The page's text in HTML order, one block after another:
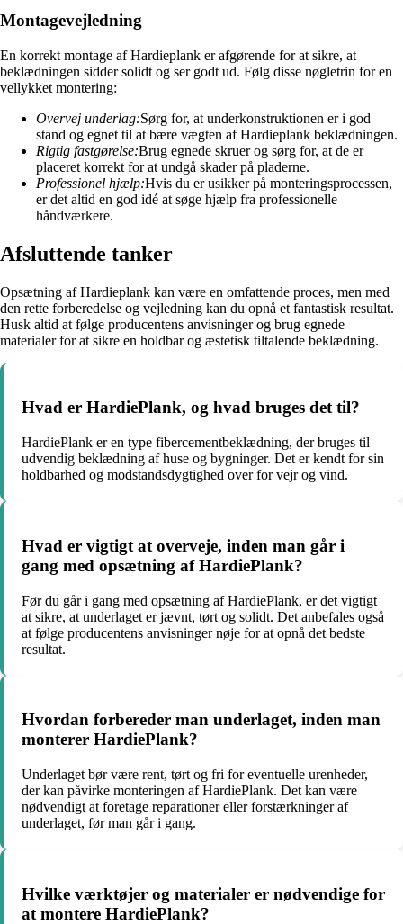
Montagevejledning
En korrekt montage af Hardieplank er afgørende for at sikre, at
beklædningen sidder solidt og ser godt ud. Følg disse nøgletrin for en
vellykket montering:
Overvej underlag:Sørg for, at underkonstruktionen er i god
stand og egnet til at bære vægten af Hardieplank beklædningen.
Rigtig fastgørelse:Brug egnede skruer og sørg for, at de er
placeret korrekt for at undgå skader på pladerne.
Professionel hjælp:Hvis du er usikker på monteringsprocessen,
er det altid en god idé at søge hjælp fra professionelle
håndværkere.
Afsluttende tanker
Opsætning af Hardieplank kan være en omfattende proces, men med
den rette forberedelse og vejledning kan du opnå et fantastisk resultat.
Husk altid at følge producentens anvisninger og brug egnede
materialer for at sikre en holdbar og æstetisk tiltalende beklædning.
Hvad er HardiePlank, og hvad bruges det til?
HardiePlank er en type fibercementbeklædning, der bruges til
udvendig beklædning af huse og bygninger. Det er kendt for sin
holdbarhed og modstandsdygtighed over for vejr og vind.
Hvad er vigtigt at overveje, inden man går i
gang med opsætning af HardiePlank?
Før du går i gang med opsætning af HardiePlank, er det vigtigt
at sikre, at underlaget er jævnt, tørt og solidt. Det anbefales også
at følge producentens anvisninger nøje for at opnå det bedste
resultat.
Hvordan forbereder man underlaget, inden man
monterer HardiePlank?
Underlaget bør være rent, tørt og fri for eventuelle urenheder,
der kan påvirke monteringen af HardiePlank. Det kan være
nødvendigt at foretage reparationer eller forstærkninger af
underlaget, før man går i gang.
Hvilke værktøjer og materialer er nødvendige for
at montere HardiePlank?